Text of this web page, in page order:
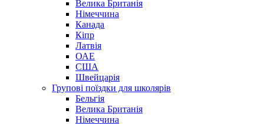
Велика Британія
Німеччина
Канада
Кіпр
Латвія
ОАЕ
США
Швейцарія
Групові поїздки для школярів
Бельгія
Велика Британія
Німеччина